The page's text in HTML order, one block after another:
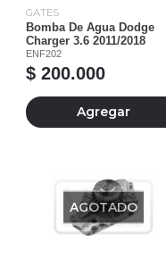
GATES
Bomba De Agua Dodge
Charger 3.6 2011/2018
ENF202
$ 200.000
Agregar
AGOTADO